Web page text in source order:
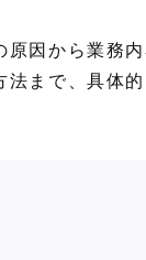
原因から業務
法まで、具体